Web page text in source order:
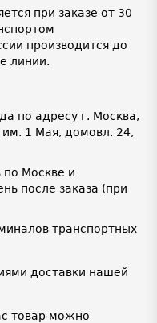
при заказе от 30
производится до
линии.
по адресу г. Москва,
им. 1 Мая, домовл. 24,
по Москве и
после заказа (при
транспортных
доставки нашей
товар можно